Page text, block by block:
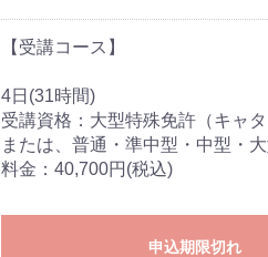
お問い
お問
【受講コース】
4日(31時間)
受講資格：大型特殊免許（キャ
または、普通・準中型・中型・
料金：40,700円(税込)
申込期限切れ